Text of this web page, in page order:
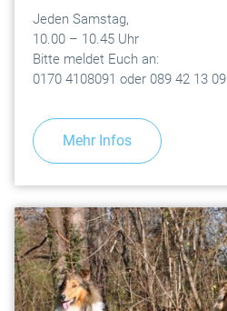
Jeden Samstag,
10.00 – 10.45 Uhr
Bitte meldet Euch an:
0170 4108091 oder 089 42 13 09
Mehr Infos